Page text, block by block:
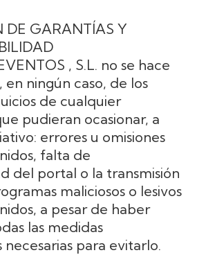
DE GARANTÍAS Y
, S.L. no se hace
en ningún caso, de los
de cualquier
pudieran ocasionar, a
errores u omisiones
falta de
del portal o la transmisión
maliciosos o lesivos
a pesar de haber
las medidas
para evitarlo.